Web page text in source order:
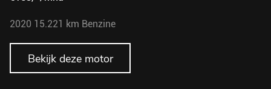
2020 15.221 km Benzine
Bekijk deze motor